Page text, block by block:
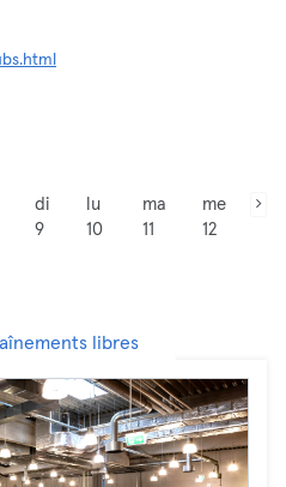
di
9
lu
10
ma
11
me
12
libres